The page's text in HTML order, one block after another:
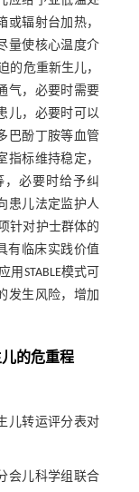
辐射台加热，
量使核心温度介
的危重新生儿，
气，必要时需要
儿，必要时可以
巴酚丁胺等血管
标维持稳定，
必要时给予纠
患儿法定监护人
针对护士群体的
有临床实践价值
STABLE模式可
发生风险，增加
的危重程
儿转运评分表对
会儿科学组联合